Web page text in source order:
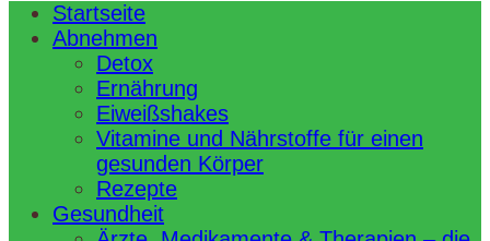
Startseite
Abnehmen
Detox
Ernährung
Eiweißshakes
Vitamine und Nährstoffe für einen
gesunden Körper
Rezepte
Gesundheit